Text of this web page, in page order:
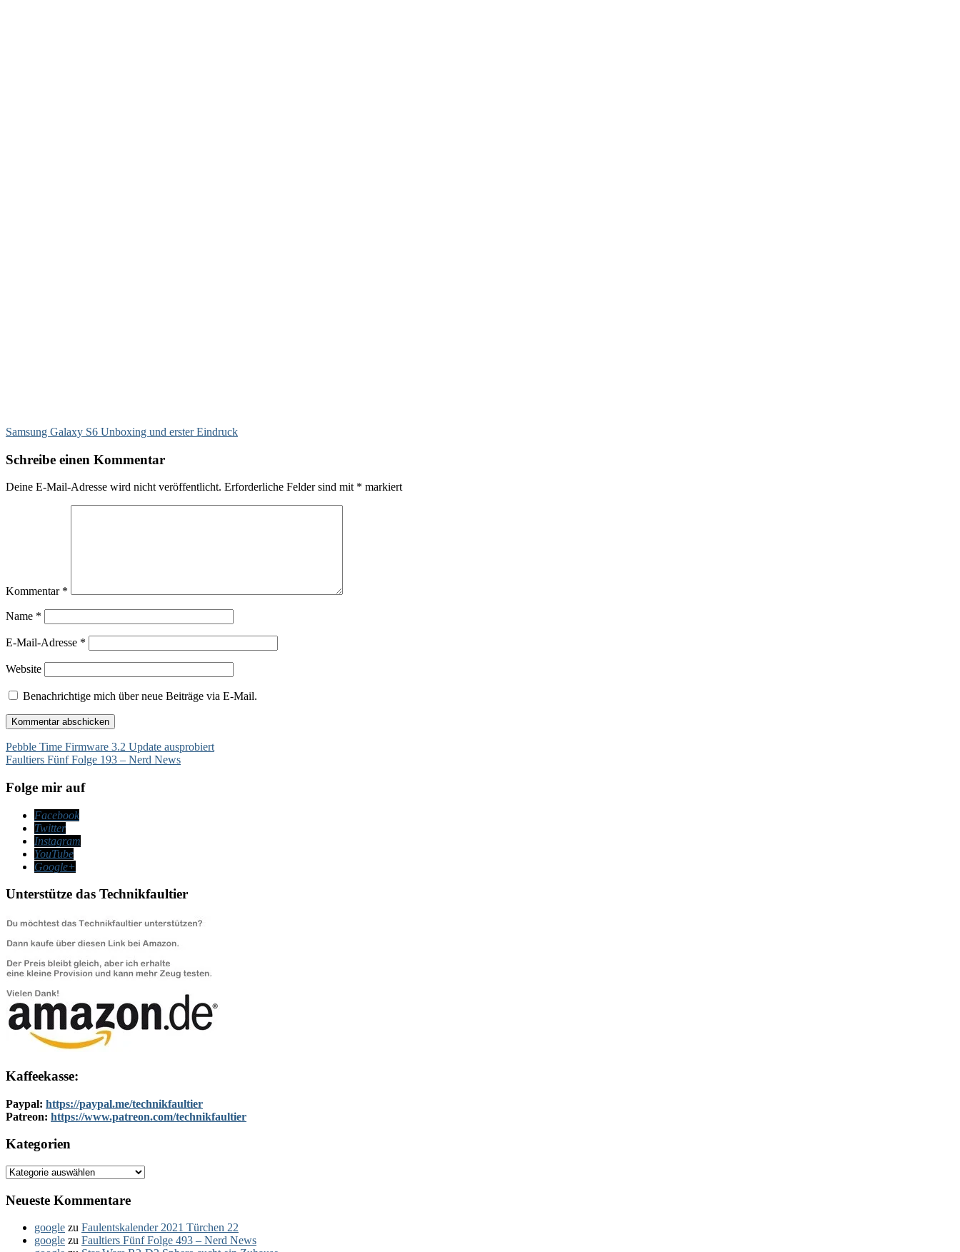
Samsung Galaxy S6 Unboxing und erster Eindruck
Schreibe einen Kommentar
Deine E-Mail-Adresse wird nicht veröffentlicht. Erforderliche Felder sind mit * markiert
Kommentar *
Name *
E-Mail-Adresse *
Website
Benachrichtige mich über neue Beiträge via E-Mail.
Beitragsnavigation
Pebble Time Firmware 3.2 Update ausprobiert
Faultiers Fünf Folge 193 – Nerd News
Folge mir auf
Facebook
Twitter
Instagram
YouTube
Google+
Unterstütze das Technikfaultier
Kaffeekasse:
Paypal: https://paypal.me/technikfaultier
Patreon: https://www.patreon.com/technikfaultier
Kategorien
Kategorien
Neueste Kommentare
google zu Faulentskalender 2021 Türchen 22
google zu Faultiers Fünf Folge 493 – Nerd News